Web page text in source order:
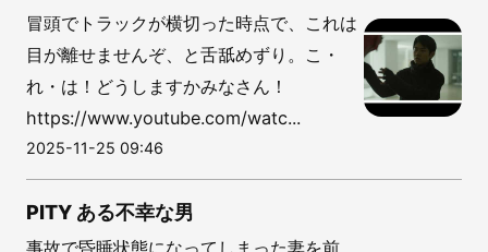
冒頭でトラックが横切った時点で、これは
目が離せませんぞ、と舌舐めずり。こ・
れ・は！どうしますかみなさん！
https://www.youtube.com/watc...
2025-11-25 09:46
PITY ある不幸な男
事故で昏睡状態になってしまった妻を前